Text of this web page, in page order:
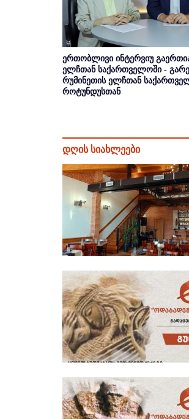
ერთობლივი ინტერვიუ
ელჩთან საქართველოში -
რუმინეთის ელჩთან
როტუნდუსთან
დღის სიახლეები